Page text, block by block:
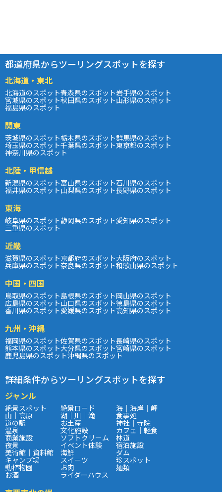
都道府県からツーリングスポットを探す
北海道・東北
北海道のスポット青森県のスポット岩手県のスポット
宮城県のスポット秋田県のスポット山形県のスポット
福島県のスポット
関東
茨城県のスポット栃木県のスポット群馬県のスポット
埼玉県のスポット千葉県のスポット東京都のスポット
神奈川県のスポット
北陸・甲信越
新潟県のスポット富山県のスポット石川県のスポット
福井県のスポット山梨県のスポット長野県のスポット
東海
岐阜県のスポット静岡県のスポット愛知県のスポット
三重県のスポット
近畿
滋賀県のスポット京都府のスポット大阪府のスポット
兵庫県のスポット奈良県のスポット和歌山県のスポット
中国・四国
鳥取県のスポット島根県のスポット岡山県のスポット
広島県のスポット山口県のスポット徳島県のスポット
香川県のスポット愛媛県のスポット高知県のスポット
九州・沖縄
福岡県のスポット佐賀県のスポット長崎県のスポット
熊本県のスポット大分県のスポット宮崎県のスポット
鹿児島県のスポット沖縄県のスポット
詳細条件からツーリングスポットを探す
ジャンル
絶景スポット 絶景ロード 海｜海岸｜岬
山｜高原 湖｜川｜滝 食事処
道の駅 お土産 神社｜寺院
温泉 文化施設 カフェ｜軽食
商業施設 ソフトクリーム 林道
夜景 イベント体験 宿泊施設
美術館｜資料館 海鮮 ダム
キャンプ場 スイーツ 珍スポット
動植物園 お肉 麺類
お酒 ライダーハウス